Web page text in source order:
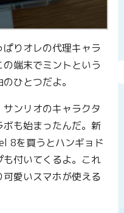
りオレの代理キャラ
端末でミントという
ひとつだよ。
ンリオのキャラクタ
も始まったんだ。新
8を買うとハンギョド
付いてくるよ。これ
愛いスマホが使える